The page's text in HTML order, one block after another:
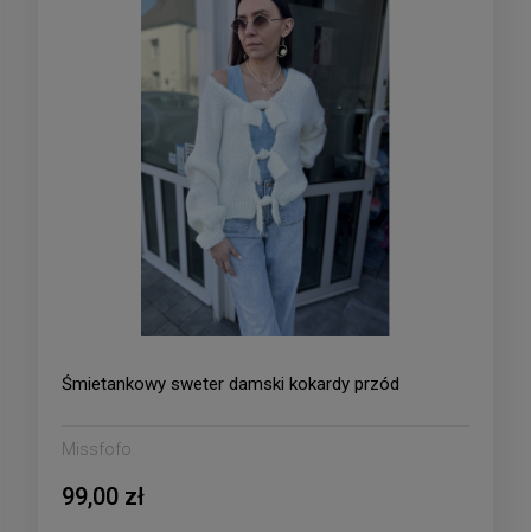
Śmietankowy sweter damski kokardy przód
Missfofo
99,00 zł